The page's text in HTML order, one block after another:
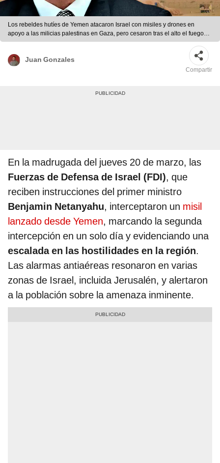
Los rebeldes hutíes de Yemen atacaron Israel con misiles y drones en
apoyo a las milicias palestinas en Gaza, pero cesaron tras el alto el fuego
del 19 de enero. Foto: Composición LR.
Juan Gonzales
Compartir
En la madrugada del jueves 20 de marzo, las
Fuerzas de Defensa de Israel (FDI), que
reciben instrucciones del primer ministro
Benjamin Netanyahu, interceptaron un misil
lanzado desde Yemen, marcando la segunda
intercepción en un solo día y evidenciando una
escalada en las hostilidades en la región.
Las alarmas antiaéreas resonaron en varias
zonas de Israel, incluida Jerusalén, y alertaron
a la población sobre la amenaza inminente.